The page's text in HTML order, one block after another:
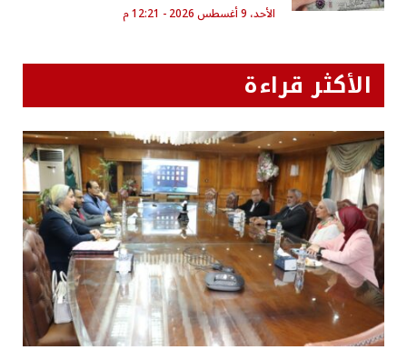
الأحد، 9 أغسطس 2026 - 12:21 م
الأكثر قراءة